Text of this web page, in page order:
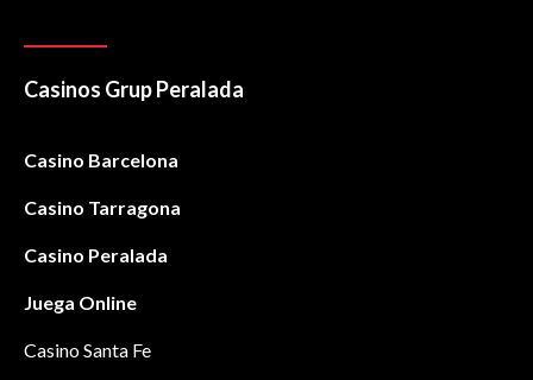
Casinos Grup Peralada
Casino Barcelona
Casino Tarragona
Casino Peralada
Juega Online
Casino Santa Fe